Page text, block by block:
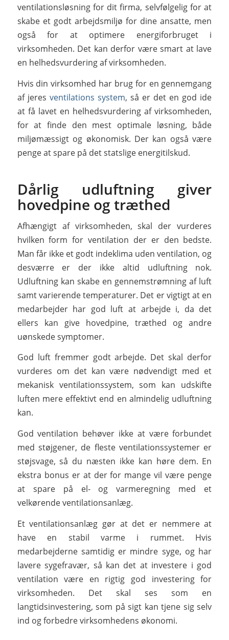
ventilationsløsning for dit firma, selvfølgelig for at
skabe et godt arbejdsmiljø for dine ansatte, men
også for at optimere energiforbruget i
virksomheden. Det kan derfor være smart at lave
en helhedsvurdering af virksomheden.
Hvis din virksomhed har brug for en gennemgang
af jeres ventilations system, så er det en god ide
at få lavet en helhedsvurdering af virksomheden,
for at finde den mest optimale løsning, både
miljømæssigt og økonomisk. Der kan også være
penge at spare på det statslige energitilskud.
Dårlig udluftning giver
hovedpine og træthed
Afhængigt af virksomheden, skal der vurderes
hvilken form for ventilation der er den bedste.
Man får ikke et godt indeklima uden ventilation, og
desværre er der ikke altid udluftning nok.
Udluftning kan skabe en gennemstrømning af luft
samt varierende temperaturer. Det er vigtigt at en
medarbejder har god luft at arbejde i, da det
ellers kan give hovedpine, træthed og andre
uønskede symptomer.
God luft fremmer godt arbejde. Det skal derfor
vurderes om det kan være nødvendigt med et
mekanisk ventilationssystem, som kan udskifte
luften mere effektivt end en almindelig udluftning
kan.
God ventilation behøver ikke at være forbundet
med støjgener, de fleste ventilationssystemer er
støjsvage, så du næsten ikke kan høre dem. En
ekstra bonus er at der for mange vil være penge
at spare på el- og varmeregning med et
velkørende ventilationsanlæg.
Et ventilationsanlæg gør at det er nemmere at
have en stabil varme i rummet. Hvis
medarbejderne samtidig er mindre syge, og har
lavere sygefravær, så kan det at investere i god
ventilation være en rigtig god investering for
virksomheden. Det skal ses som en
langtidsinvestering, som på sigt kan tjene sig selv
ind og forbedre virksomhedens økonomi.